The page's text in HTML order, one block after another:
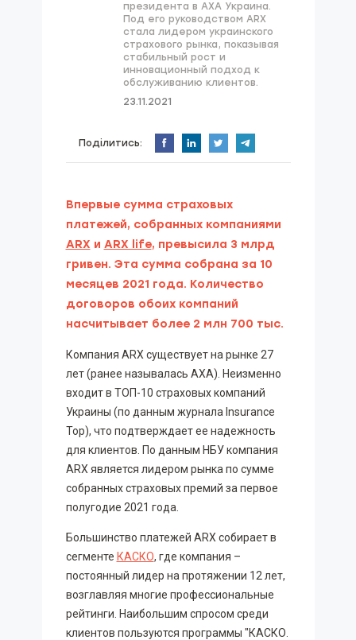
президента в AXA Украина.
Под его руководством ARX
стала лидером украинского
страхового рынка, показывая
стабильный рост и
инновационный подход к
обслуживанию клиентов.
23.11.2021
Поділитись:
Впервые сумма страховых
платежей, собранных компаниями
ARX и ARX life, превысила 3 млрд
гривен. Эта сумма собрана за 10
месяцев 2021 года. Количество
договоров обоих компаний
насчитывает более 2 млн 700 тыс.
Компания ARX существует на рынке 27
лет (ранее называлась AXA). Неизменно
входит в ТОП-10 страховых компаний
Украины (по данным журнала Insurance
Top), что подтверждает ее надежность
для клиентов. По данным НБУ компания
ARX является лидером рынка по сумме
собранных страховых премий за первое
полугодие 2021 года.
Большинство платежей ARX собирает в
сегменте КАСКО, где компания –
постоянный лидер на протяжении 12 лет,
возглавляя многие профессиональные
рейтинги. Наибольшим спросом среди
клиентов пользуются программы "КАСКО.